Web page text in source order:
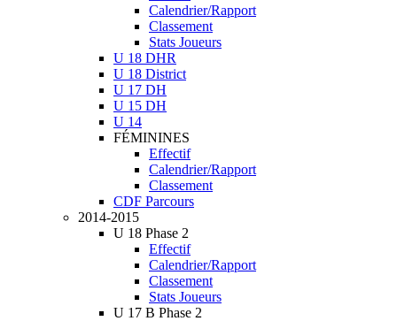
Calendrier/Rapport
Classement
Stats Joueurs
U 18 DHR
U 18 District
U 17 DH
U 15 DH
U 14
FÉMININES
Effectif
Calendrier/Rapport
Classement
CDF Parcours
2014-2015
U 18 Phase 2
Effectif
Calendrier/Rapport
Classement
Stats Joueurs
U 17 B Phase 2